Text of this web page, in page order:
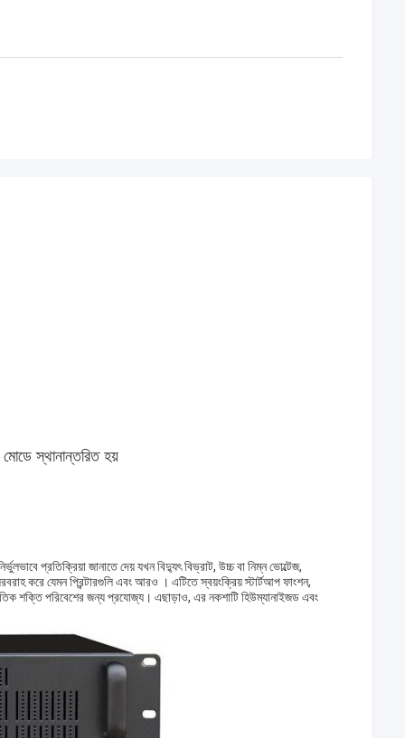
মোডে স্থানান্তরিত হয়
প্রতিক্রিয়া জানাতে দেয় যখন বিদ্যুৎ বিভ্রাট, উচ্চ বা নিম্ন ভোল্টেজ,
করে যেমন প্রিন্টারগুলি এবং আরও । এটিতে স্বয়ংক্রিয় স্টার্টআপ ফাংশন,
শক্তি পরিবেশের জন্য প্রযোজ্য। এছাড়াও, এর নকশাটি হিউম্যানাইজড এবং